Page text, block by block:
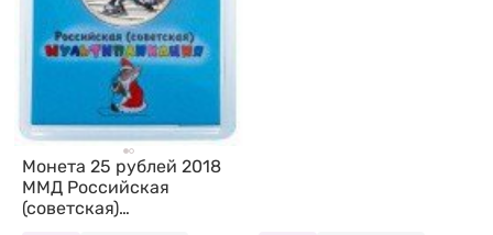
Монета 25 рублей 2018
ММД Российская
(советская)